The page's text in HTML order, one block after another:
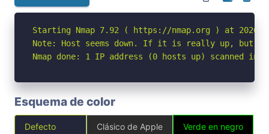
Starting Nmap 7.92 ( https://nmap.org ) at 2026-
Note: Host seems down. If it is really up, but
Nmap done: 1 IP address (0 hosts up) scanned in
Esquema de color
Defecto Clásico de Apple Verde en negro